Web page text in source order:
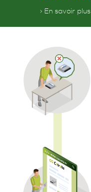
> En savoir plus